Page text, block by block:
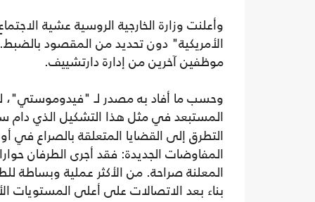
وأعلنت وزارة الخارجية الروسية عشية
الأمريكية" دون تحديد من المقصود
موظفين آخرين من إدارة دارتشييف.
وحسب ما أفاد به مصدر لـ "فيدوموستي"، له
المستبعد في مثل هذا التشكيل الذي
التطرق إلى القضايا المتعلقة بالصراع
المفاوضات الجديدة: فقد أجرى الطرفان
المعلنة صراحة. من الأكثر عملية وبساطة
بناء بعد الاتصالات على أعلى المستويات